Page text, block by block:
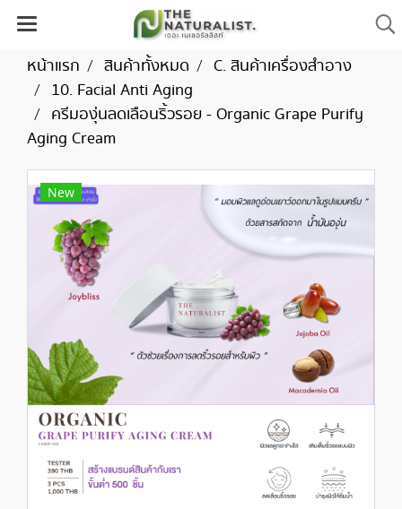
หน้าแรก สินค้าทั้งหมด
C. สินค้าเครื่องสำอาง
10. Facial Anti Aging
ครีมองุ่นลดเลือนริ้วรอย - Organic Grape Purify
Aging Cream
New